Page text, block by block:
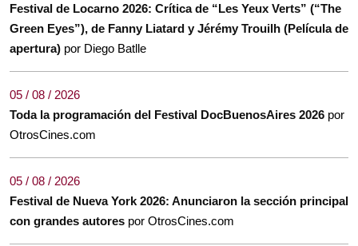
Festival de Locarno 2026: Crítica de “Les Yeux Verts” (“The
Green Eyes”), de Fanny Liatard y Jérémy Trouilh (Película de
apertura) por Diego Batlle
05 / 08 / 2026
Toda la programación del Festival DocBuenosAires 2026 por
OtrosCines.com
05 / 08 / 2026
Festival de Nueva York 2026: Anunciaron la sección principal
con grandes autores por OtrosCines.com